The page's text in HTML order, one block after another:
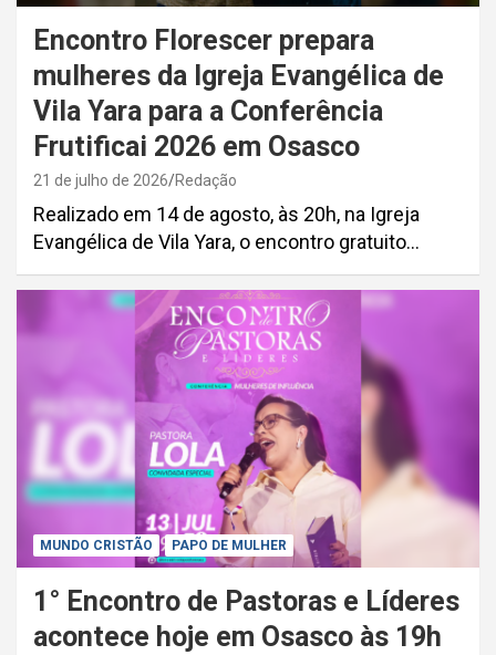
Encontro Florescer prepara
mulheres da Igreja Evangélica de
Vila Yara para a Conferência
Frutificai 2026 em Osasco
21 de julho de 2026 Redação
Realizado em 14 de agosto, às 20h, na Igreja
Evangélica de Vila Yara, o encontro gratuito…
MUNDO CRISTÃO PAPO DE MULHER
1° Encontro de Pastoras e Líderes
acontece hoje em Osasco às 19h